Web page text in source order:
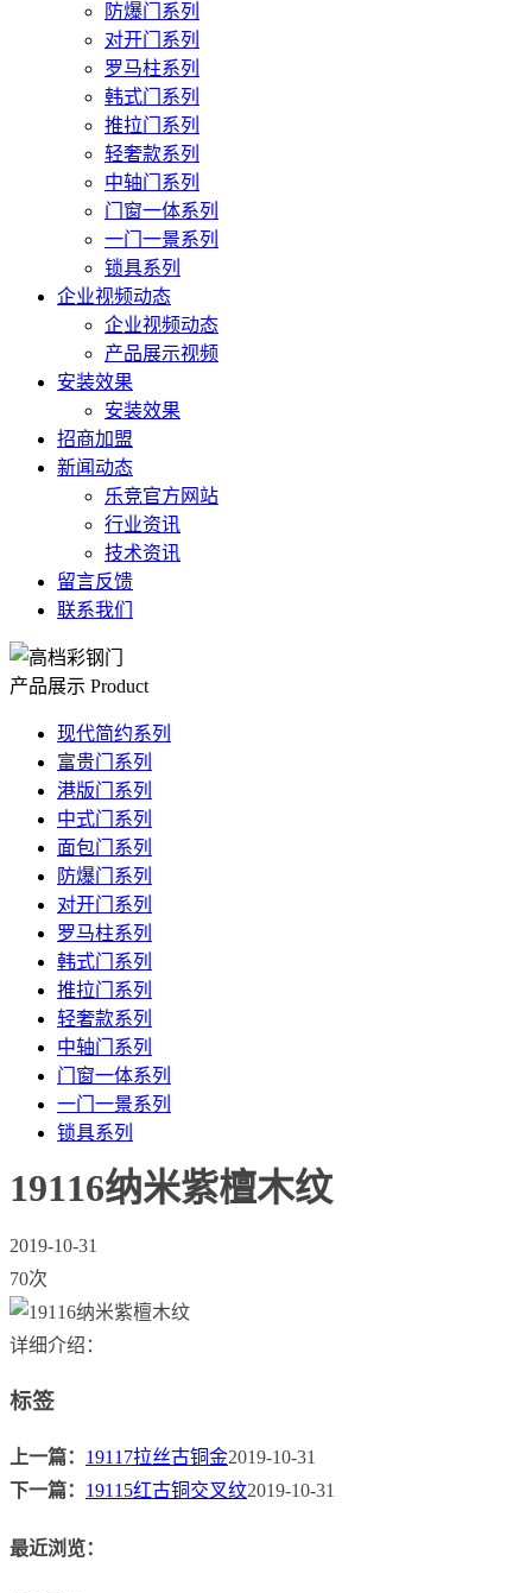
防爆门系列
对开门系列
罗马柱系列
韩式门系列
推拉门系列
轻奢款系列
中轴门系列
门窗一体系列
一门一景系列
锁具系列
企业视频动态
企业视频动态
产品展示视频
安装效果
安装效果
招商加盟
新闻动态
乐竞官方网站
行业资讯
技术资讯
留言反馈
联系我们
产品展示 Product
现代简约系列
富贵门系列
港版门系列
中式门系列
面包门系列
防爆门系列
对开门系列
罗马柱系列
韩式门系列
推拉门系列
轻奢款系列
中轴门系列
门窗一体系列
一门一景系列
锁具系列
19116纳米紫檀木纹
2019-10-31
70次
详细介绍：
标签
上一篇： 19117拉丝古铜金2019-10-31
下一篇： 19115红古铜交叉纹2019-10-31
最近浏览：